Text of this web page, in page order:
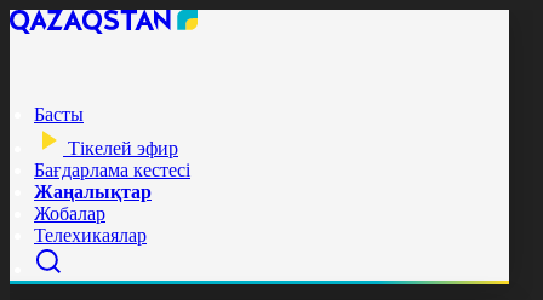
Басты
Тікелей эфир
Бағдарлама кестесі
Жаңалықтар
Жобалар
Телехикаялар